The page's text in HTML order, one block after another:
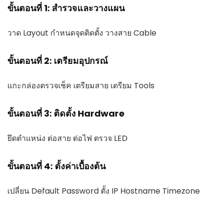
ขั้นตอนที่ 1: สำรวจและวางแผน
วาด Layout กำหนดจุดติดตั้ง วางสาย Cable
ขั้นตอนที่ 2: เตรียมอุปกรณ์
แกะกล่องตรวจเช็ค เตรียมสาย เตรียม Tools
ขั้นตอนที่ 3: ติดตั้ง Hardware
ยึดตำแหน่ง ต่อสาย ต่อไฟ ตรวจ LED
ขั้นตอนที่ 4: ตั้งค่าเบื้องต้น
เปลี่ยน Default Password ตั้ง IP Hostname Timezone